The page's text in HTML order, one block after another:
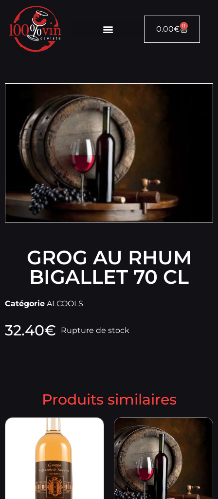
0.00€ 0
GROG AU RHUM
BIGALLET 70 CL
Catégorie ALCOOLS
32.40€ Rupture de stock
Produits similaires